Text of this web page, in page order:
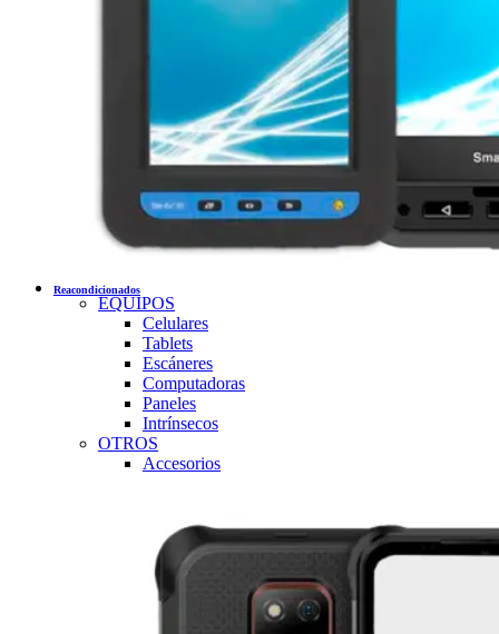
Reacondicionados
EQUIPOS
Celulares
Tablets
Escáneres
Computadoras
Paneles
Intrínsecos
OTROS
Accesorios